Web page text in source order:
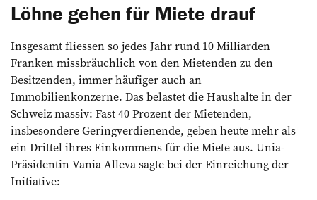
Löhne gehen für Miete drauf
Insgesamt fliessen so jedes Jahr rund 10 Milliarden
Franken missbräuchlich von den Mietenden zu den
Besitzenden, immer häufiger auch an
Immobilienkonzerne. Das belastet die Haushalte in der
Schweiz massiv: Fast 40 Prozent der Mietenden,
insbesondere Geringverdienende, geben heute mehr als
ein Drittel ihres Einkommens für die Miete aus. Unia-
Präsidentin Vania Alleva sagte bei der Einreichung der
Initiative: